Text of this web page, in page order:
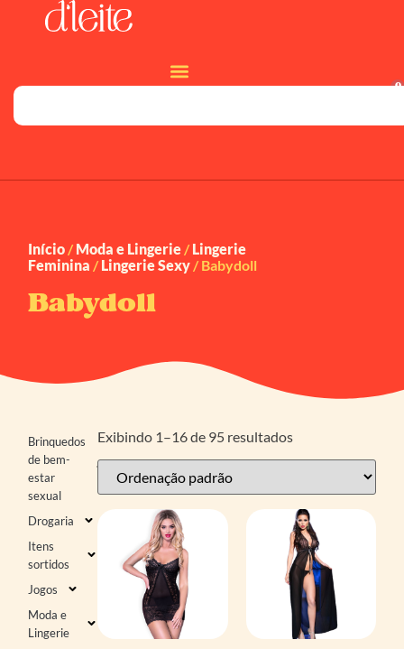
0
Início /Moda e Lingerie /Lingerie
Feminina /Lingerie Sexy / Babydoll
Babydoll
Brinquedos
de bem-
estar
sexual
Drogaria
Itens
sortidos
Jogos
Moda e
Lingerie
Exibindo 1–16 de 95 resultados